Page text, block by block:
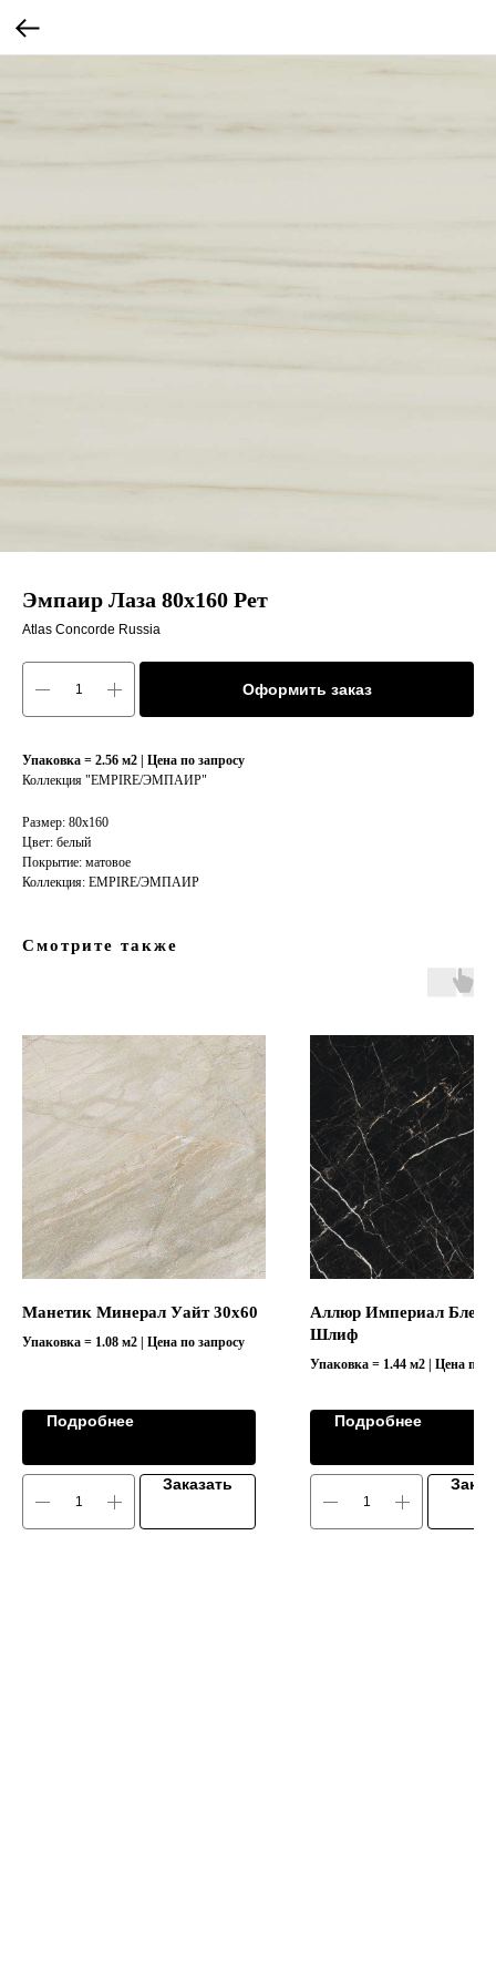
Эмпаир Лаза 80x160 Рет
Atlas Concorde Russia
Оформить заказ
Упаковка = 2.56 м2 | Цена по запросу
Коллекция "EMPIRE/ЭМПАИР"
Размер: 80х160
Цвет: белый
Покрытие: матовое
Коллекция: EMPIRE/ЭМПАИР
Смотрите также
Манетик Минерал Уайт 30х60
Упаковка = 1.08 м2 | Цена по запросу
Подробнее
Заказать
Аллюр Империал Блек
Шлиф
Упаковка = 1.44 м2 | Цена по
Подробнее